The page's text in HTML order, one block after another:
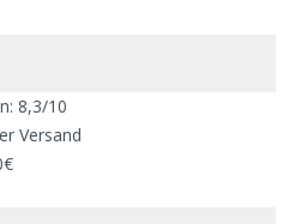
8,3/10
Versand